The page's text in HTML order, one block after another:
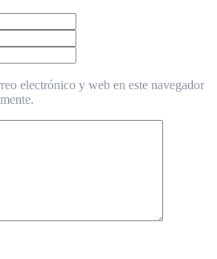
electrónico y web en este navegador